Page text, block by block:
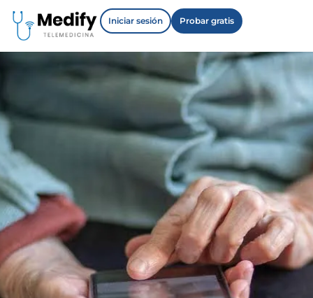
Iniciar sesión Probar gratis